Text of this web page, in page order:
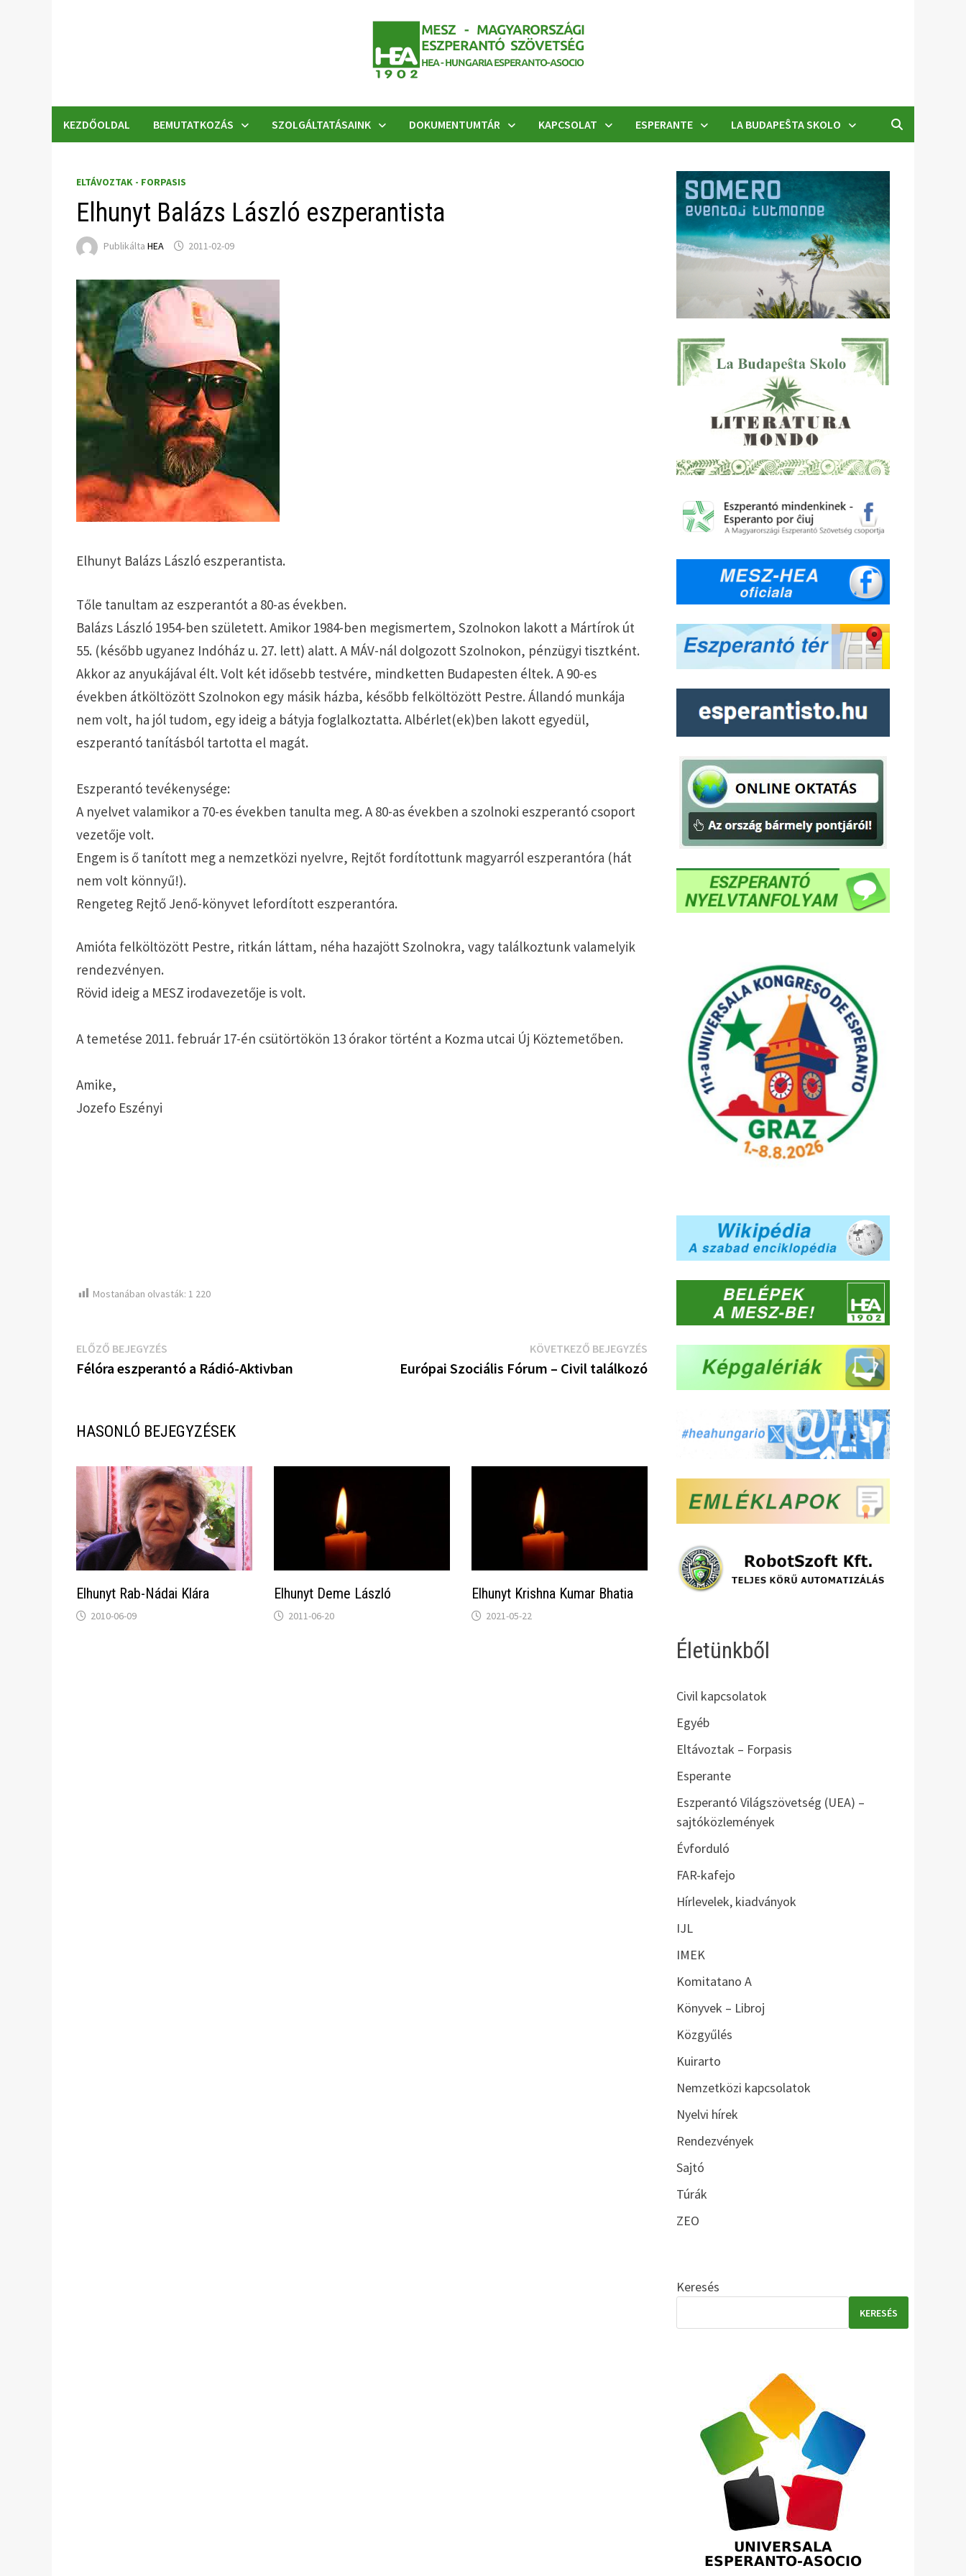
KEZDŐOLDAL BEMUTATKOZÁS SZOLGÁLTATÁSAINK DOKUMENTUMTÁR KAPCSOLAT ESPERANTE LA BUDAPEŜTA SKOLO
ELTÁVOZTAK - FORPASIS
Elhunyt Balázs László eszperantista
PublikáltaHEA 2011-02-09
Elhunyt Balázs László eszperantista.
Tőle tanultam az eszperantót a 80-as években.
Balázs László 1954-ben született. Amikor 1984-ben megismertem, Szolnokon lakott a Mártírok út
55. (később ugyanez Indóház u. 27. lett) alatt. A MÁV-nál dolgozott Szolnokon, pénzügyi tisztként.
Akkor az anyukájával élt. Volt két idősebb testvére, mindketten Budapesten éltek. A 90-es
években átköltözött Szolnokon egy másik házba, később felköltözött Pestre. Állandó munkája
nem volt, ha jól tudom, egy ideig a bátyja foglalkoztatta. Albérlet(ek)ben lakott egyedül,
eszperantó tanításból tartotta el magát.
Eszperantó tevékenysége:
A nyelvet valamikor a 70-es években tanulta meg. A 80-as években a szolnoki eszperantó csoport
vezetője volt.
Engem is ő tanított meg a nemzetközi nyelvre, Rejtőt fordítottunk magyarról eszperantóra (hát
nem volt könnyű!).
Rengeteg Rejtő Jenő-könyvet lefordított eszperantóra.
Amióta felköltözött Pestre, ritkán láttam, néha hazajött Szolnokra, vagy találkoztunk valamelyik
rendezvényen.
Rövid ideig a MESZ irodavezetője is volt.
A temetése 2011. február 17-én csütörtökön 13 órakor történt a Kozma utcai Új Köztemetőben.
Amike,
Jozefo Eszényi
Mostanában olvasták: 1 220
Bejegyzés
navigáció
ELŐZŐ BEJEGYZÉS
bejegyzés:
Félóra eszperantó a Rádió-Aktivban
KÖVETKEZŐ BEJEGYZÉSKövetkező
bejegyzés:
Európai Szociális Fórum – Civil találkozó
HASONLÓ BEJEGYZÉSEK
Elhunyt Rab-Nádai Klára
2010-06-09
Elhunyt Deme László
2011-06-20
Elhunyt Krishna Kumar Bhatia
2021-05-22
Életünkből
Civil kapcsolatok
Egyéb
Eltávoztak – Forpasis
Esperante
Eszperantó Világszövetség (UEA) –
sajtóközlemények
Évforduló
FAR-kafejo
Hírlevelek, kiadványok
IJL
IMEK
Komitatano A
Könyvek – Libroj
Közgyűlés
Kuirarto
Nemzetközi kapcsolatok
Nyelvi hírek
Rendezvények
Sajtó
Túrák
ZEO
Keresés
KERESÉS